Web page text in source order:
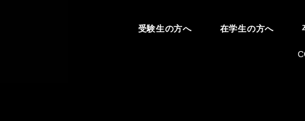
受験生の方へ 在学生の方へ